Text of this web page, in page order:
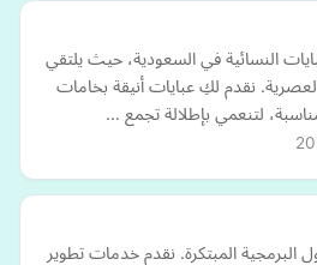
النسائية في السعودية، حيث يلتقي
نقدم لكِ عبايات أنيقة بخامات
لتنعمي بإطلالة تجمع …
المبتكرة. نقدم خدمات تطوير